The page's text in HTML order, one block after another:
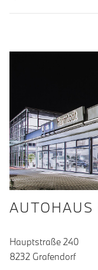
AUTOHAUS
Hauptstraße 240
8232 Grafendorf